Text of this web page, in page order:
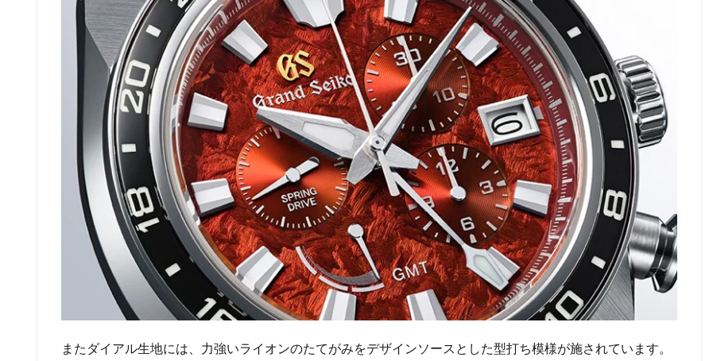
またダイアル生地には、力強いライオンのたてがみをデザインソースとした型打ち模様が施されています。